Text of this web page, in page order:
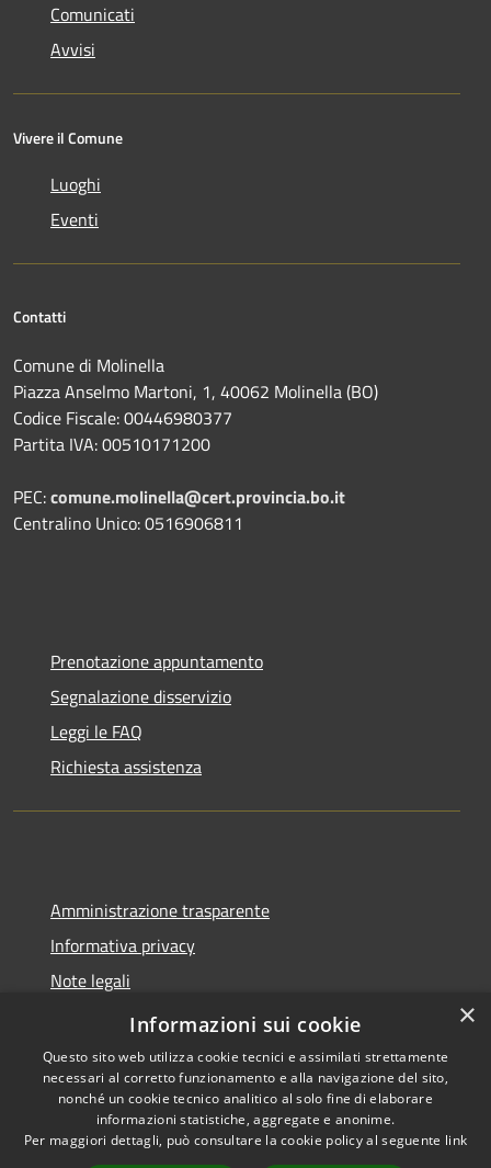
Comunicati
Avvisi
Vivere il Comune
Luoghi
Eventi
Contatti
Comune di Molinella
Piazza Anselmo Martoni, 1, 40062 Molinella (BO)
Codice Fiscale: 00446980377
Partita IVA: 00510171200
PEC:comune.molinella@cert.provincia.bo.it
Centralino Unico: 0516906811
Prenotazione appuntamento
Segnalazione disservizio
Leggi le FAQ
Richiesta assistenza
Amministrazione trasparente
Informativa privacy
Note legali
Dichiarazione di accessibilità
Accessibilità
Copyright © 2026 • Comune di
Molinella • Powered by
×
Informazioni sui cookie
Questo sito web utilizza cookie tecnici e assimilati strettamente
necessari al corretto funzionamento e alla navigazione del sito,
nonché un cookie tecnico analitico al solo fine di elaborare
informazioni statistiche, aggregate e anonime.
Per maggiori dettagli, può consultare la cookie policy al seguente link